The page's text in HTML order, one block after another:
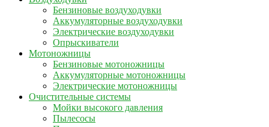
Бензиновые воздуходувки
Аккумуляторные воздуходувки
Электрические воздуходувки
Опрыскиватели
Мотоножницы
Бензиновые мотоножницы
Аккумуляторные мотоножницы
Электрические мотоножницы
Очистительные системы
Мойки высокого давления
Пылесосы